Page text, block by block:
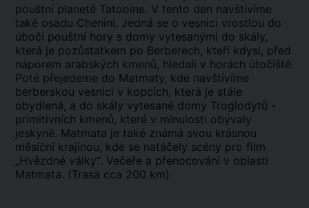
pouštní planetě Tatooine. V tento den navštívíme
také osadu Chenini. Jedná se o vesnici vrostlou do
úbočí pouštní hory s domy vytesanými do skály,
která je pozůstatkem po Berberech, kteří kdysi, před
náporem arabských kmenů, hledali v horách útočiště.
Poté přejedeme do Matmaty, kde navštívíme
berberskou vesnici v kopcích, která je stále
obydlená, a do skály vytesané domy Troglodytů -
primitivních kmenů, které v minulosti obývaly
jeskyně. Matmata je také známá svou krásnou
měsíční krajinou, kde se natáčely scény pro film
„Hvězdné války“. Večeře a přenocování v oblasti
Matmata. (Trasa cca 200 km)